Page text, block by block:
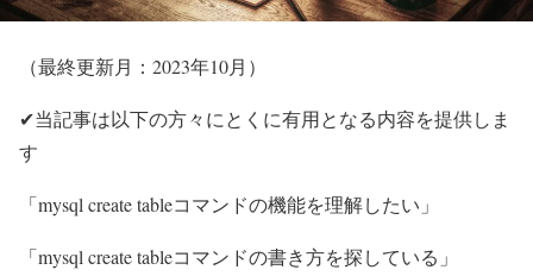
（最終更新月：2023年10月）
✔当記事は以下の方々にとくに有用となる内容を提供しま
す
「mysql create tableコマンドの機能を理解したい」
「mysql create tableコマンドの書き方を探している」